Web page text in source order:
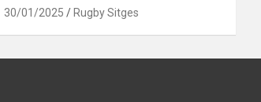
30/01/2025 Rugby Sitges